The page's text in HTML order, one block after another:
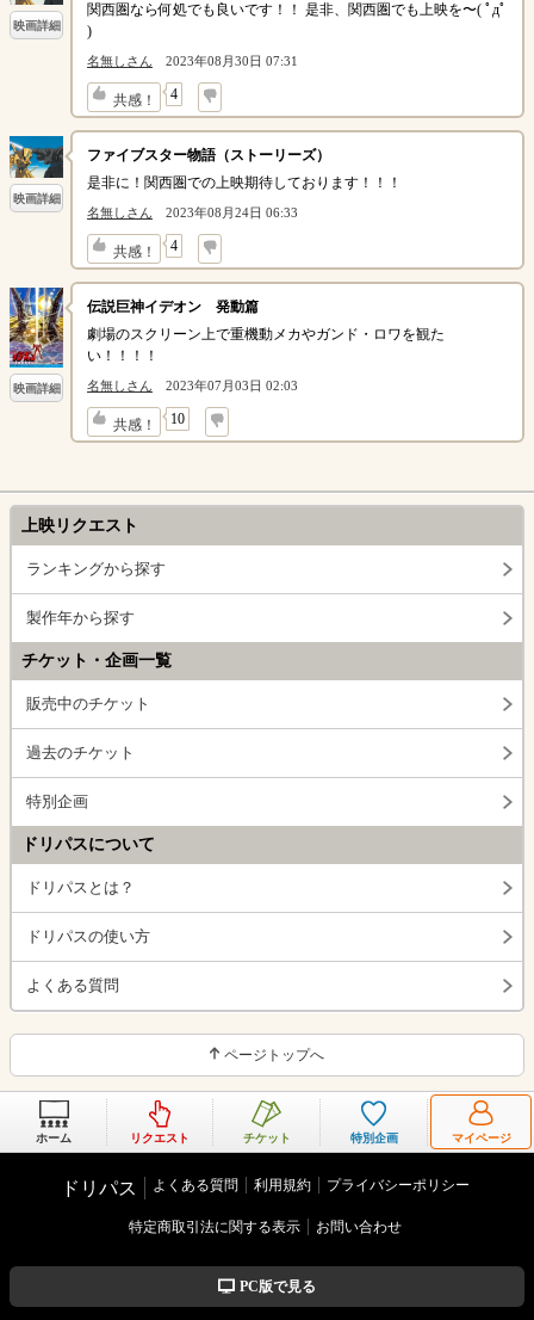
映画詳細
関西圏なら何処でも良いです！！ 是非、関西圏でも上映を〜( ﾟдﾟ
)
名無しさん 2023年08月30日 07:31
共感！ 4
↓
映画詳細
ファイブスター物語（ストーリーズ）
是非に！関西圏での上映期待しております！！！
名無しさん 2023年08月24日 06:33
共感！ 4
↓
映画詳細
伝説巨神イデオン 発動篇
劇場のスクリーン上で重機動メカやガンド・ロワを観た
い！！！！
名無しさん 2023年07月03日 02:03
共感！ 10
↓
上映リクエスト
ランキングから探す
製作年から探す
チケット・企画一覧
販売中のチケット
過去のチケット
特別企画
ドリパスについて
ドリパスとは？
ドリパスの使い方
よくある質問
ページトップへ
ホーム リクエスト チケット 特別企画 マイページ
ドリパス よくある質問 利用規約 プライバシーポリシー
特定商取引法に関する表示 お問い合わせ
PC版で見る